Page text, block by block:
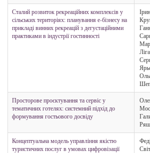
Сталий розвиток рекреаційних комплексів у
сільських територіях: планування е-бізнесу на
прикладі винних рекреацій з дегустаційними
практиками в індустрії гостинності
Просторове проєктування та сервіс у
тематичних готелях: системний підхід до
формування гостьового досвіду
Концептуальна модель управління якістю
туристичних послуг в умовах цифровізації